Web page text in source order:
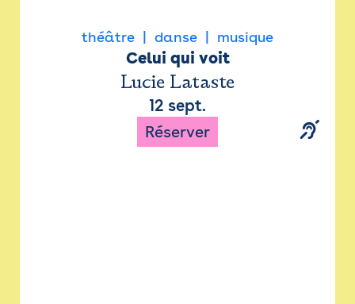
théâtre danse musique
Celui qui voit
Lucie Lataste
12 sept.
Réserver